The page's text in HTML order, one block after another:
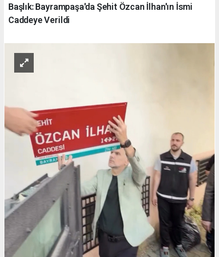
Başlık: Bayrampaşa'da Şehit Özcan İlhan'ın İsmi
Caddeye Verildi